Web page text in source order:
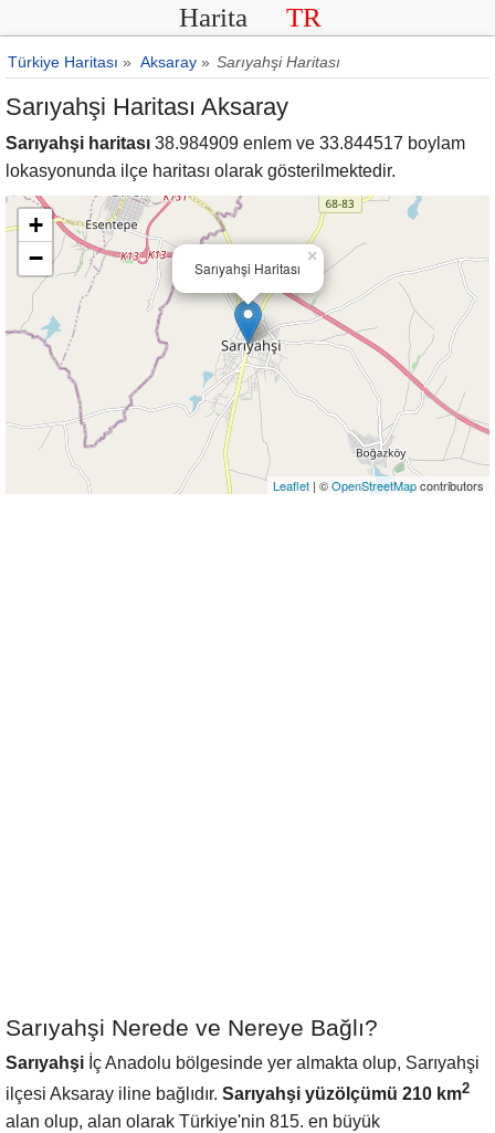
Harita TR
Türkiye Haritası » Aksaray » Sarıyahşi Haritası
Sarıyahşi Haritası Aksaray
Sarıyahşi haritası 38.984909 enlem ve 33.844517 boylam
lokasyonunda ilçe haritası olarak gösterilmektedir.
Sarıyahşi Haritası
×
+
−
Leaflet | ©OpenStreetMapcontributors
Sarıyahşi Nerede ve Nereye Bağlı?
Sarıyahşi İç Anadolu bölgesinde yer almakta olup, Sarıyahşi
ilçesi Aksaray iline bağlıdır. Sarıyahşi yüzölçümü 210 km2
alan olup, alan olarak Türkiye'nin 815. en büyük